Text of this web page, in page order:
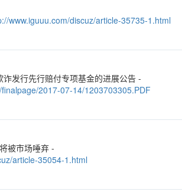
www.iguuu.com/discuz/article-35735-1.html
发行先行赔付专项基金的进展公告 -
2017-07-14/1203703305.PDF
被市场唾弃 -
article-35054-1.html